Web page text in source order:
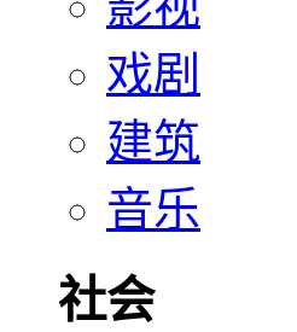
戏剧
建筑
音乐
社会